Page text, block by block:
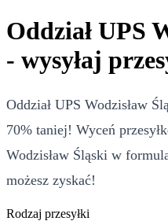
Oddział UPS
- wysyłaj
Oddział UPS Wodzisław
70% taniej! Wyceń
Wodzisław Śląski w
możesz zyskać!
Rodzaj przesyłki